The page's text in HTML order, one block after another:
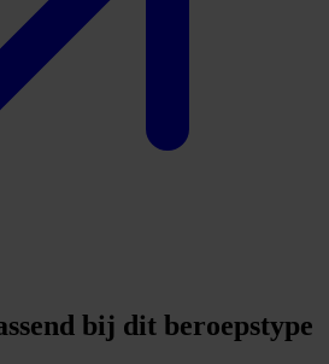
bij dit beroepstype